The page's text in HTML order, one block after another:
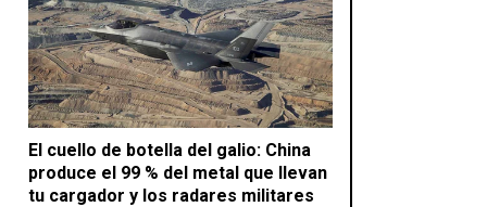
El cuello de botella del galio: China
produce el 99 % del metal que llevan
tu cargador y los radares militares